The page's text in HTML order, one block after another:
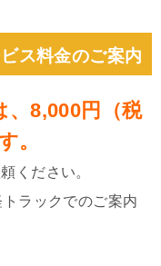
ス料金のご案内
、8,000円（税
。
ください。
ラックでのご案内